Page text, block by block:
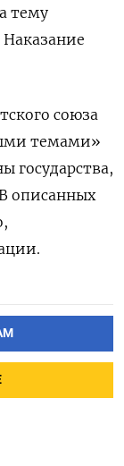
тему
союза
темами»
государства,
описанных